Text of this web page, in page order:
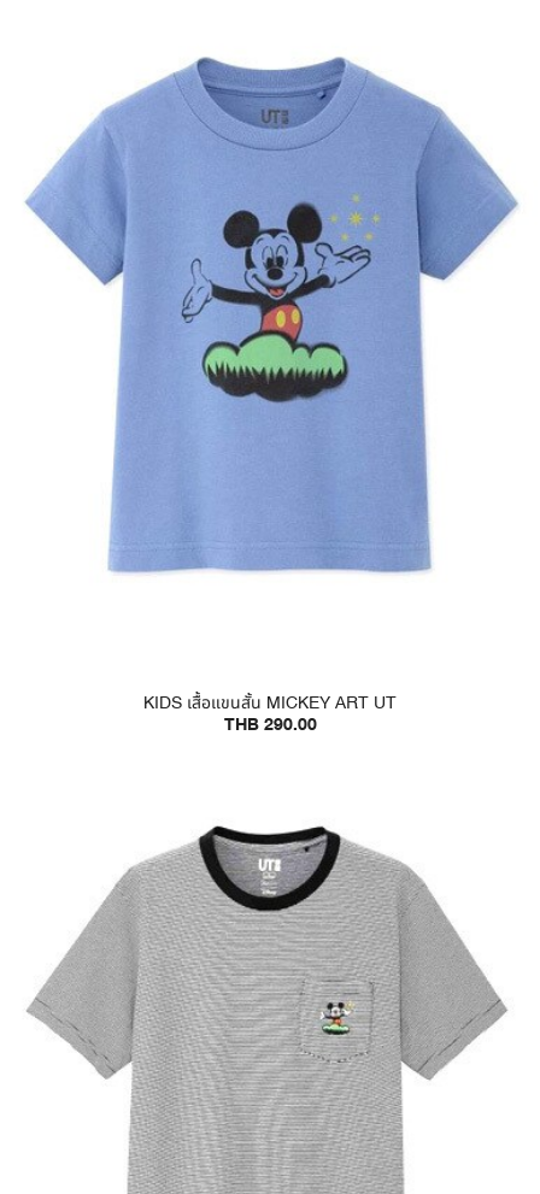
KIDS เสื้อแขนสั้น MICKEY ART UT
THB 290.00